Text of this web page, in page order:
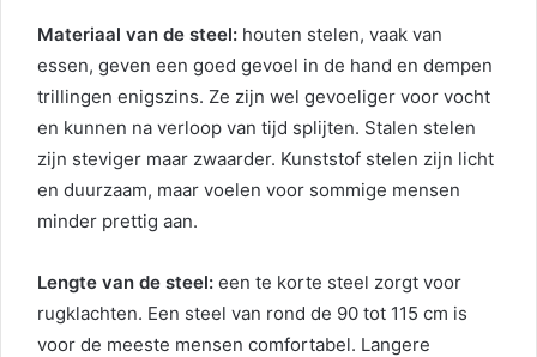
Materiaal van de steel: houten stelen, vaak van
essen, geven een goed gevoel in de hand en dempen
trillingen enigszins. Ze zijn wel gevoeliger voor vocht
en kunnen na verloop van tijd splijten. Stalen stelen
zijn steviger maar zwaarder. Kunststof stelen zijn licht
en duurzaam, maar voelen voor sommige mensen
minder prettig aan.
Lengte van de steel: een te korte steel zorgt voor
rugklachten. Een steel van rond de 90 tot 115 cm is
voor de meeste mensen comfortabel. Langere